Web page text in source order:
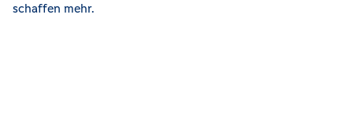
schaffen mehr.